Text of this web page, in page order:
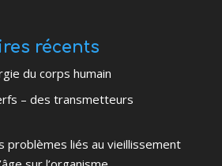
récents
du corps humain
– des transmetteurs
problèmes liés au vieillissement